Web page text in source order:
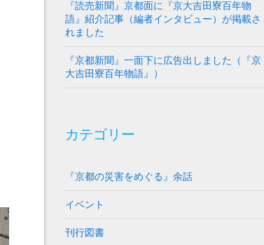
『読売新聞』京都面に『京大吉田寮百年物
語』紹介記事（編者インタビュー）が掲載さ
れました
『京都新聞』一面下に広告出しました（『京
大吉田寮百年物語』）
カテゴリー
『京都の災害をめぐる』余話
イベント
刊行図書